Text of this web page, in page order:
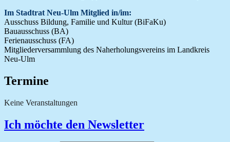
Im Stadtrat Neu-Ulm Mitglied in/im:
Ausschuss Bildung, Familie und Kultur (BiFaKu)
Bauausschuss (BA)
Ferienausschuss (FA)
Mitgliederversammlung des Naherholungsvereins im Landkreis
Neu-Ulm
Termine
Keine Veranstaltungen
Ich möchte den Newsletter